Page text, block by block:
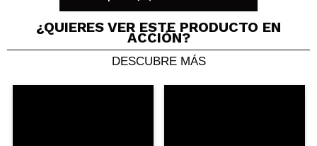
¿QUIERES VER ESTE PRODUCTO EN
ACCIÓN?
DESCUBRE MÁS